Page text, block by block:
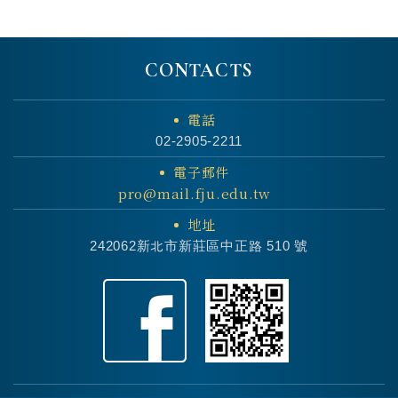
CONTACTS
電話
02-2905-2211
電子郵件
pro@mail.fju.edu.tw
地址
242062新北市新莊區中正路 510 號